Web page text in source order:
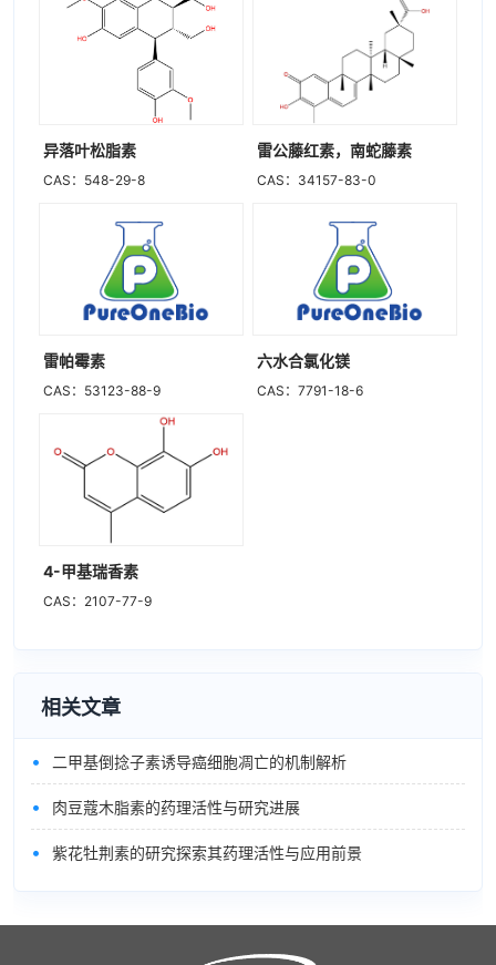
异落叶松脂素
CAS：548-29-8
雷公藤红素，南蛇藤素
CAS：34157-83-0
雷帕霉素
CAS：53123-88-9
六水合氯化镁
CAS：7791-18-6
4-甲基瑞香素
CAS：2107-77-9
相关文章
• 二甲基倒捻子素诱导癌细胞凋亡的机制解析
• 肉豆蔻木脂素的药理活性与研究进展
• 紫花牡荆素的研究探索其药理活性与应用前景